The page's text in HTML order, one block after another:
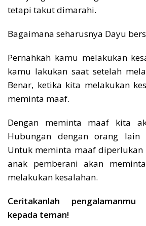
tetapi takut dimarahi.
Bagaimana seharusnya Dayu
Pernahkah kamu melakukan
kamu lakukan saat setelah
Benar, ketika kita melakukan
meminta maaf.
Dengan meminta maaf kita
Hubungan dengan orang
Untuk meminta maaf diperlukan
anak pemberani akan
melakukan kesalahan.
Ceritakanlah
kepada teman!